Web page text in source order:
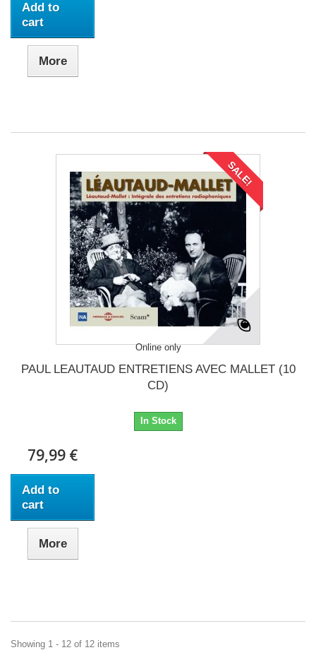
Add to
cart
More
SALE!
Online only
PAUL LEAUTAUD ENTRETIENS AVEC MALLET (10
CD)
In Stock
79,99 €
Add to
cart
More
Showing 1 - 12 of 12 items